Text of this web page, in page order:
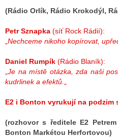
(Rádio Orlík, Rádio Krokodýl,
Petr Sznapka (síť Rock Rádií):
Nechceme nikoho kopírovat,
Daniel Rumpík (Rádio Blaník):
Je na místě otázka, zda naši
kudrlinek a efektů.
E2 i Bonton vyrukují na podzim
(rozhovor s ředitele E2
Bonton Markétou Herfortovou)